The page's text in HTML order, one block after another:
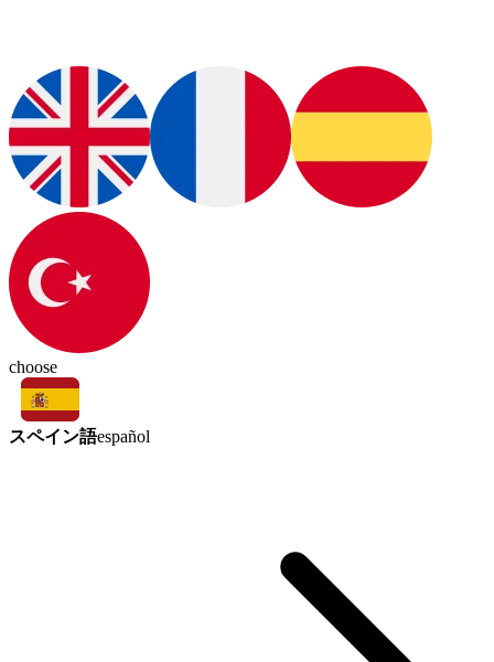
choose
スペイン語español